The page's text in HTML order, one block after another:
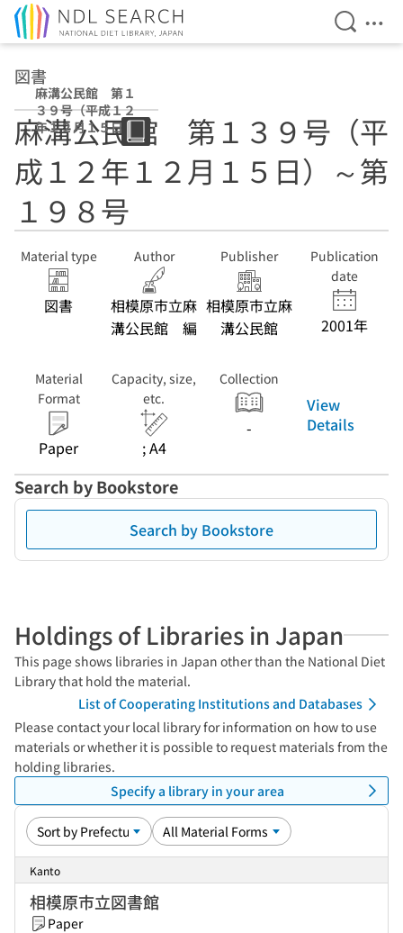
Open
図書
麻溝公民館 第１
３９号（平成１２
年１２月１５日）
～第１９８号
麻溝公民館 第１３９号（平
成１２年１２月１５日）～第
１９８号
Material type
図書
Author
相模原市立麻
溝公民館 編
Publisher
相模原市立麻
溝公民館
Publication
date
2001年
Material
Format
Paper
Capacity, size,
etc.
; A4
Collection
-
View
Details
Search by Bookstore
Search by Bookstore
Holdings of Libraries in Japan
This page shows libraries in Japan other than the National Diet
Library that hold the material.
List of Cooperating Institutions and Databases
Please contact your local library for information on how to use
materials or whether it is possible to request materials from the
holding libraries.
Specify a library in your area
Kanto
相模原市立図書館
Paper